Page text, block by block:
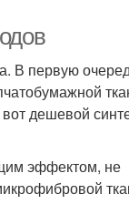
В первую
дешевой
эффектом, не